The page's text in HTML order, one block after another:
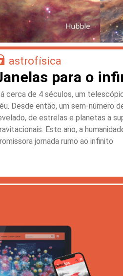
astrofísica
para o
cerca de 4 séculos, um
Desde então, um sem-número
de estrelas e planetas a
Este ano, a
jornada rumo ao infinito